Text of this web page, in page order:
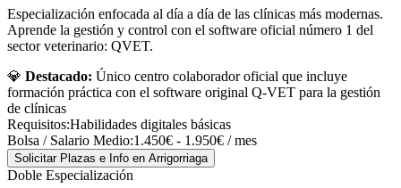
Especialización enfocada al día a día de las clínicas más modernas.
Aprende la gestión y control con el software oficial número 1 del
sector veterinario: QVET.
💎 Destacado: Único centro colaborador oficial que incluye
formación práctica con el software original Q-VET para la gestión
de clínicas
Requisitos:Habilidades digitales básicas
Bolsa / Salario Medio:1.450€ - 1.950€ / mes
Solicitar Plazas e Info en Arrigorriaga
Doble Especialización